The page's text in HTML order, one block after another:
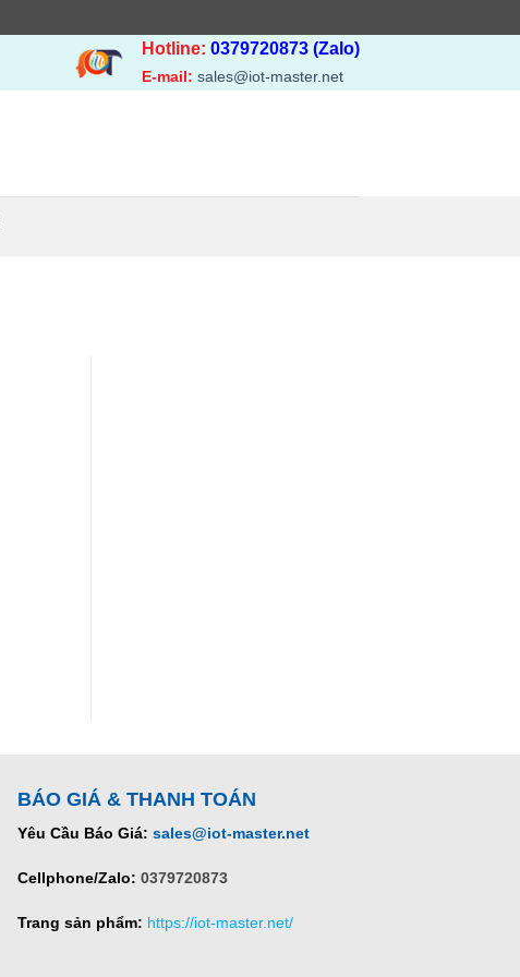
Hotline: 0379720873 (Zalo)
E-mail: sales@iot-master.net
BÁO GIÁ & THANH TOÁN
Yêu Cầu Báo Giá: sales@iot-master.net
Cellphone/Zalo: 0379720873
Trang sản phẩm: https://iot-master.net/